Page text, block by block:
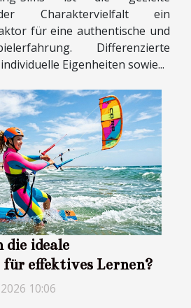
Charaktervielfalt ein
für eine authentische und
Differenzierte
Eigenheiten sowie...
ideale
effektives Lernen?
10:06